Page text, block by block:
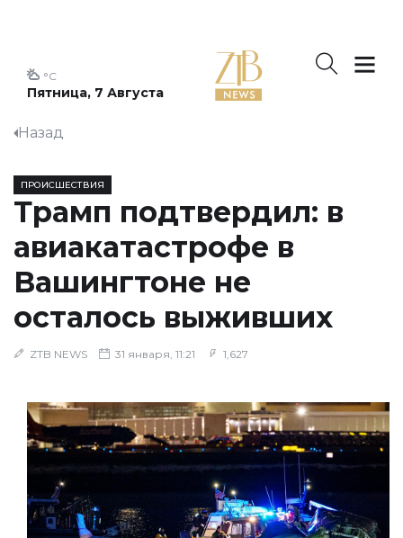
Пятница, 7 Августа
°C
Назад
ПРОИСШЕСТВИЯ
Трамп подтвердил: в
авиакатастрофе в
Вашингтоне не
осталось выживших
ZTB NEWS 31 января, 11:21 1,627